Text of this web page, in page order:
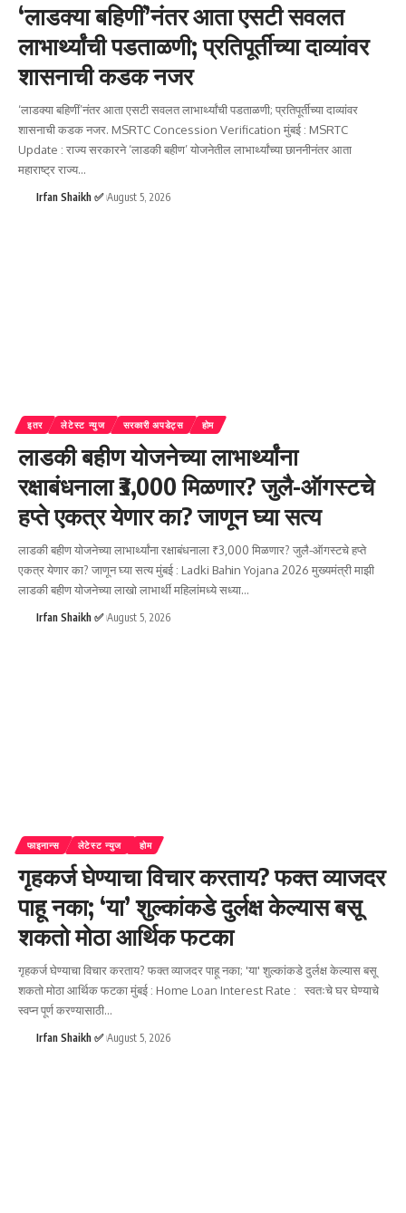
‘लाडक्या बहिणीं’नंतर आता एसटी सवलत
लाभार्थ्यांची पडताळणी; प्रतिपूर्तीच्या दाव्यांवर
शासनाची कडक नजर
‘लाडक्या बहिणीं’नंतर आता एसटी सवलत लाभार्थ्यांची पडताळणी; प्रतिपूर्तीच्या दाव्यांवर
शासनाची कडक नजर. MSRTC Concession Verification मुंबई : MSRTC
Update : राज्य सरकारने ‘लाडकी बहीण’ योजनेतील लाभार्थ्यांच्या छाननीनंतर आता
महाराष्ट्र राज्य…
Irfan Shaikh ✅ August 5, 2026
इतर लेटेस्ट न्युज सरकारी अपडेट्स होम
लाडकी बहीण योजनेच्या लाभार्थ्यांना
रक्षाबंधनाला ₹3,000 मिळणार? जुलै-ऑगस्टचे
हप्ते एकत्र येणार का? जाणून घ्या सत्य
लाडकी बहीण योजनेच्या लाभार्थ्यांना रक्षाबंधनाला ₹3,000 मिळणार? जुलै-ऑगस्टचे हप्ते
एकत्र येणार का? जाणून घ्या सत्य मुंबई : Ladki Bahin Yojana 2026 मुख्यमंत्री माझी
लाडकी बहीण योजनेच्या लाखो लाभार्थी महिलांमध्ये सध्या…
Irfan Shaikh ✅ August 5, 2026
फाइनान्स लेटेस्ट न्युज होम
गृहकर्ज घेण्याचा विचार करताय? फक्त व्याजदर
पाहू नका; ‘या’ शुल्कांकडे दुर्लक्ष केल्यास बसू
शकतो मोठा आर्थिक फटका
गृहकर्ज घेण्याचा विचार करताय? फक्त व्याजदर पाहू नका; 'या' शुल्कांकडे दुर्लक्ष केल्यास बसू
शकतो मोठा आर्थिक फटका मुंबई : Home Loan Interest Rate : स्वतःचे घर घेण्याचे
स्वप्न पूर्ण करण्यासाठी…
Irfan Shaikh ✅ August 5, 2026